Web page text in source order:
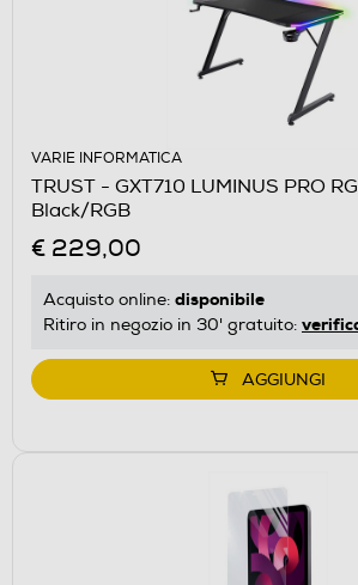
VARIE INFORMATICA
TRUST - GXT710 LUMINUS PRO
Black/RGB
€ 229,00
Acquisto online: disponibile
Ritiro in negozio in 30' gratuito:
AGGIUNGI